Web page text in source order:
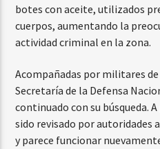
botes con aceite, utilizados
cuerpos, aumentando la
actividad criminal en la zona.
Acompañadas por militares
Secretaría de la Defensa
continuado con su búsqueda.
sido revisado por
y parece funcionar